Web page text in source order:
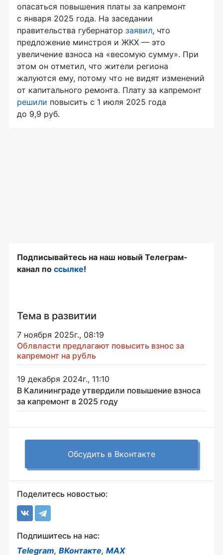
опасаться повышения платы за капремонт
с января 2025 года. На заседании
правительства губернатор заявил, что
предложение минстроя и ЖКХ — это
увеличение взноса на «весомую сумму». При
этом он отметил, что жители региона
жалуются ему, потому что не видят изменений
от капитального ремонта. Плату за капремонт
решили повысить с 1 июля 2025 года
до 9,9 руб.
Подписывайтесь на наш новый Телеграм-
канал по ссылке!
Тема в развитии
7 ноября 2025г., 08:19
Облвласти предлагают повысить взнос за
капремонт на рубль
19 декабря 2024г., 11:10
В Калининграде утвердили повышение взноса
за капремонт в 2025 году
Обсудить в Вконтакте
Поделитесь новостью:
Подпишитесь на нас:
Telegram, ВКонтакте, MAX